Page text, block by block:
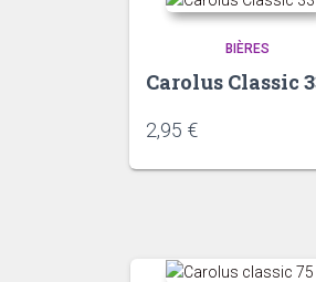
BIÈRES
Carolus Classic
2,95 €